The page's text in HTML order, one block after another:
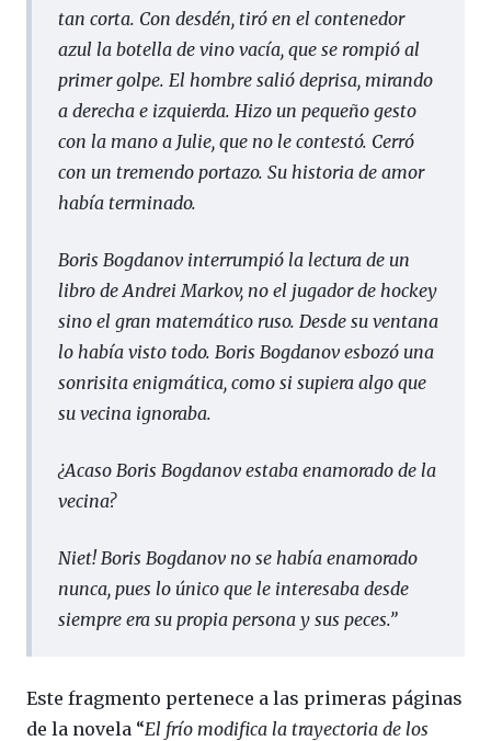
tan corta. Con desdén, tiró en el contenedor
azul la botella de vino vacía, que se rompió al
primer golpe. El hombre salió deprisa, mirando
a derecha e izquierda. Hizo un pequeño gesto
con la mano a Julie, que no le contestó. Cerró
con un tremendo portazo. Su historia de amor
había terminado.
Boris Bogdanov interrumpió la lectura de un
libro de Andrei Markov, no el jugador de hockey
sino el gran matemático ruso. Desde su ventana
lo había visto todo. Boris Bogdanov esbozó una
sonrisita enigmática, como si supiera algo que
su vecina ignoraba.
¿Acaso Boris Bogdanov estaba enamorado de la
vecina?
Niet! Boris Bogdanov no se había enamorado
nunca, pues lo único que le interesaba desde
siempre era su propia persona y sus peces.”
Este fragmento pertenece a las primeras páginas
de la novela “El frío modifica la trayectoria de los